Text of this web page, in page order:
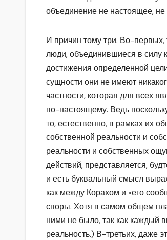
объединение не настоящее, не
И причин тому три. Во-первых,
люди, объединившиеся в силу
достижения определенной
сущности они не имеют
частности, которая для всех
по-настоящему. Ведь
то, естественно, в рамках их
собственной реальности и
реальности и собственных
действий, представляется,
и есть буквальный смысл
как между Корахом и «его
споры. Хотя в самом общем
ними не было, так как каждый
реальность.) В-третьих, даже